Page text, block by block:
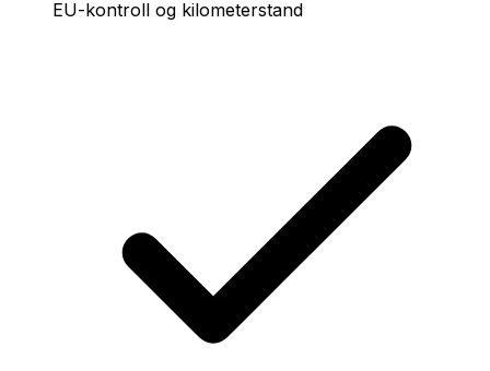
EU-kontroll og kilometerstand